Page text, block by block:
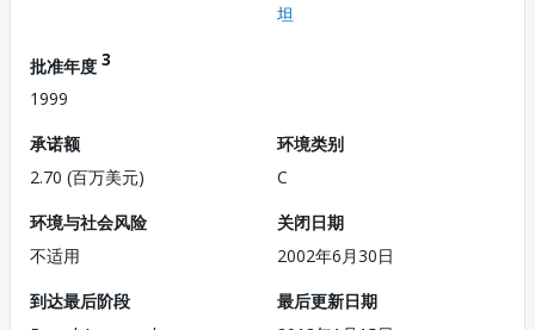
坦
批准年度 3
1999
承诺额
2.70 (百万美元)
环境类别
C
环境与社会风险
不适用
关闭日期
2002年6月30日
到达最后阶段
最后更新日期